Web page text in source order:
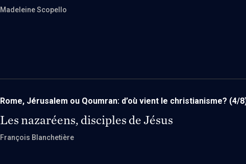
Madeleine Scopello
Rome, Jérusalem ou Qoumran: d’où vient le christianisme? (4/
Les nazaréens, disciples de Jésus
François Blanchetière